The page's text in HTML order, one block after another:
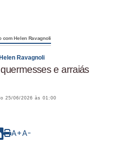
com Helen Ravagnoli
Ravagnoli
e arraiás
25/06/2026 às 01:00
A+A-